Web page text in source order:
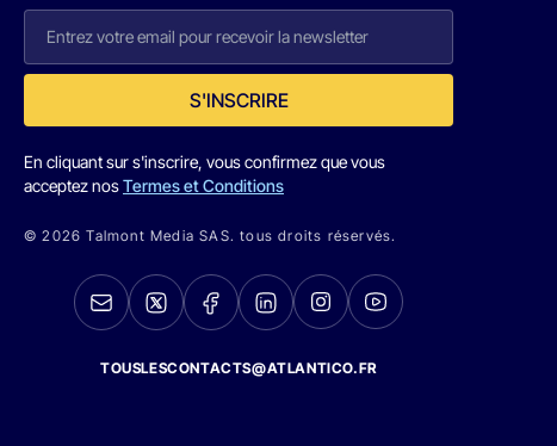
S'INSCRIRE
En cliquant sur s'inscrire, vous confirmez que vous
acceptez nosTermes et Conditions
© 2026 Talmont Media SAS. tous droits réservés.
TOUSLESCONTACTS@ATLANTICO.FR